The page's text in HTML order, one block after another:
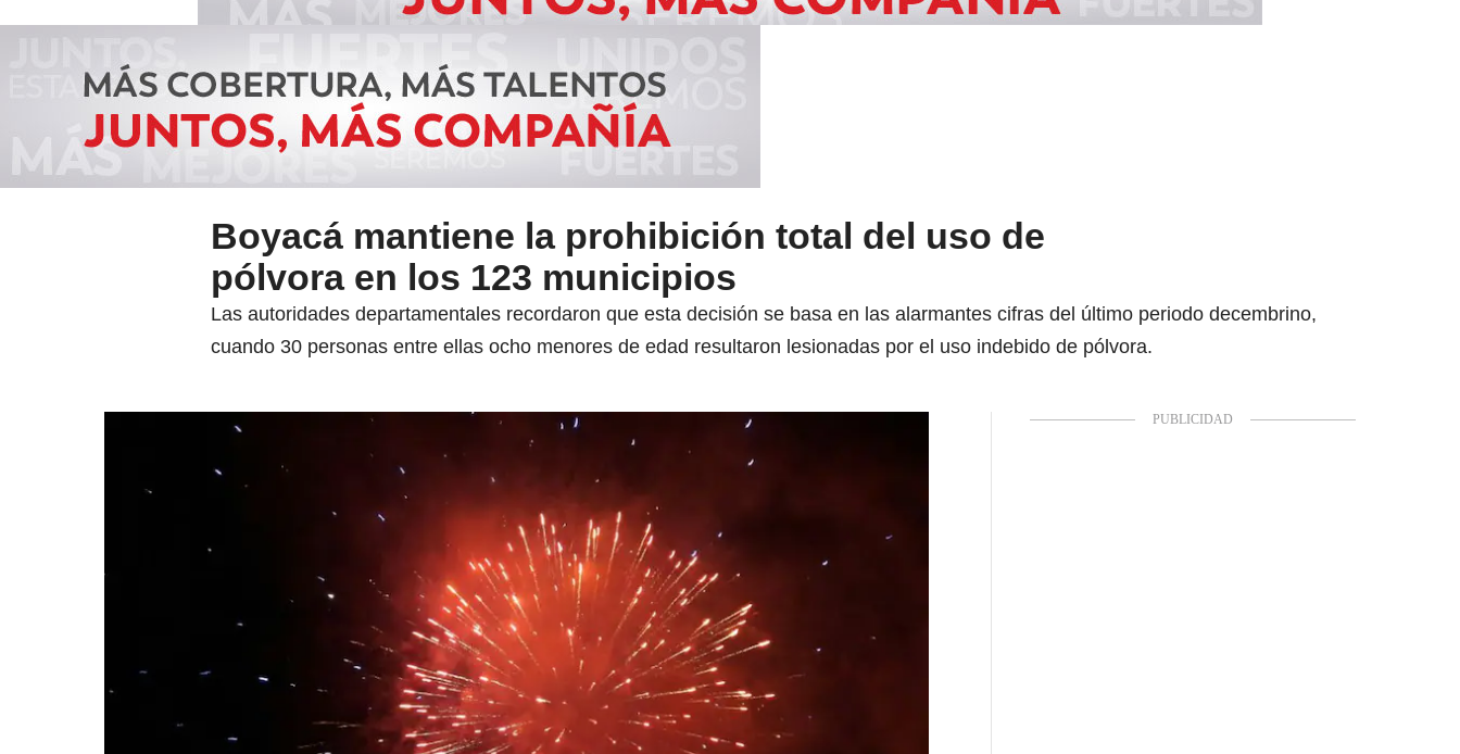
Boyacá mantiene la prohibición total del uso de
pólvora en los 123 municipios
Las autoridades departamentales recordaron que esta decisión se basa en las alarmantes cifras del último periodo decembrino,
cuando 30 personas entre ellas ocho menores de edad resultaron lesionadas por el uso indebido de pólvora.